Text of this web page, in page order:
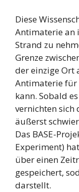
Diese
Antimaterie an
Strand zu
Grenze
der einzige Ort
Antimaterie für
kann. Sobald
vernichten sich
äußerst
Das BASE-
Experiment)
über einen
gespeichert,
darstellt.